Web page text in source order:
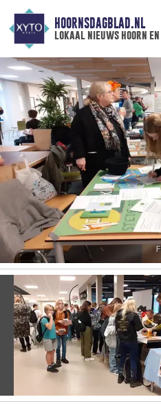
HOORNSDAGBLAD.NL
lokaal nieuws hoorn
Vorige